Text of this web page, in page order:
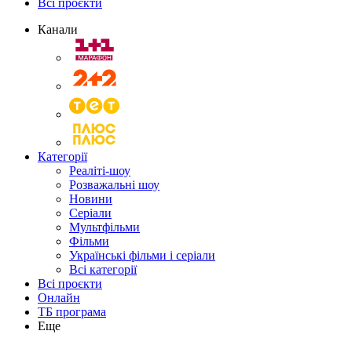
Всі проєкти
Канали
Категорії
Реаліті-шоу
Розважальні шоу
Новини
Серіали
Мультфільми
Фільми
Українські фільми і серіали
Всі категорії
Всі проєкти
Онлайн
ТБ програма
Еще